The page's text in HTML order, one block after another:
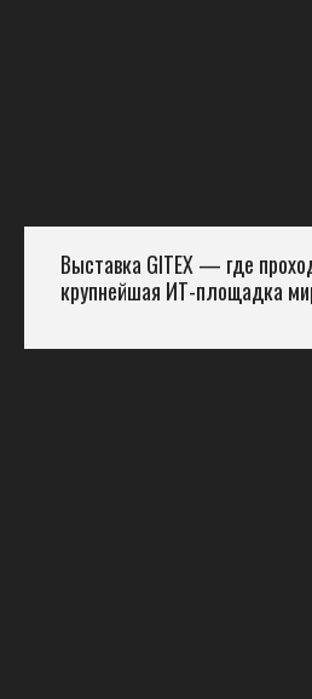
Выставка GITEX — где
крупнейшая ИТ-площадка